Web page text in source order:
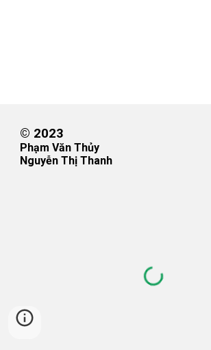
© 2023
Phạm Văn Thủy
Nguyễn Thị Thanh